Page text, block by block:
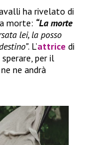
ha rivelato di
morte: “La morte
lei, la posso
. L’attrice di
per il
ne andrà